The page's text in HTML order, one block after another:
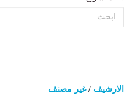
الارشيف /غير مصنف